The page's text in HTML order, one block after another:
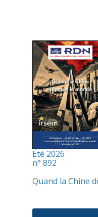
Été 2026
n° 892
Quand la Chine